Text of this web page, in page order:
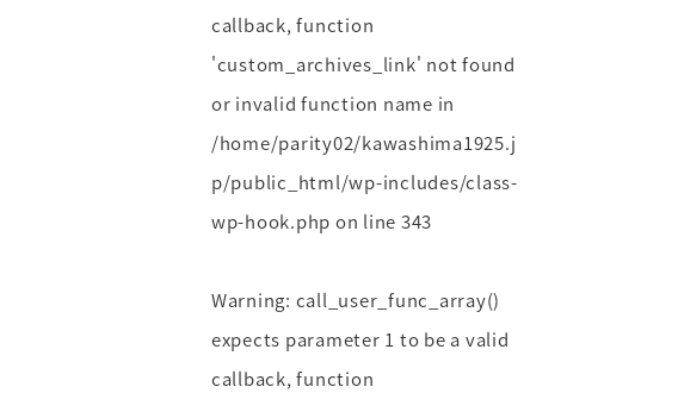
callback, function
'custom_archives_link' not found
or invalid function name in
/home/parity02/kawashima1925.j
p/public_html/wp-includes/class-
wp-hook.php on line 343
Warning: call_user_func_array()
expects parameter 1 to be a valid
callback, function